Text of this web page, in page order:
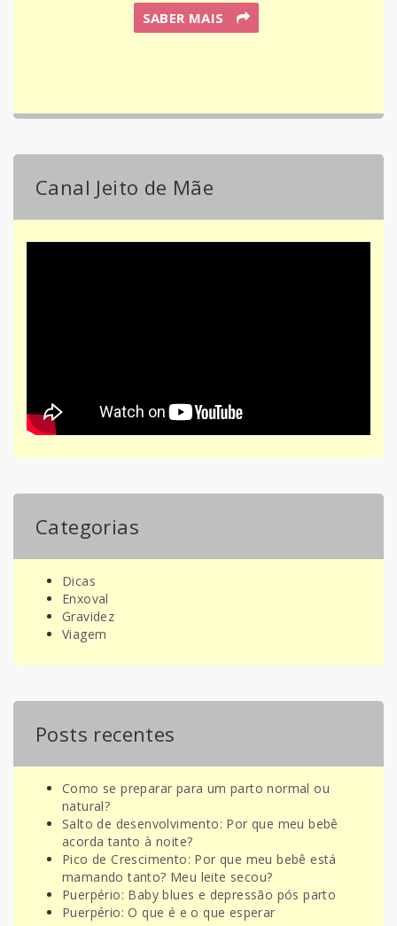
SABER MAIS
Canal Jeito de Mãe
Categorias
Dicas
Enxoval
Gravidez
Viagem
Posts recentes
Como se preparar para um parto normal ou
natural?
Salto de desenvolvimento: Por que meu bebê
acorda tanto à noite?
Pico de Crescimento: Por que meu bebê está
mamando tanto? Meu leite secou?
Puerpério: Baby blues e depressão pós parto
Puerpério: O que é e o que esperar